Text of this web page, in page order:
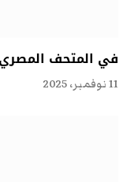
في المتحف
11 نوفمبر، 2025